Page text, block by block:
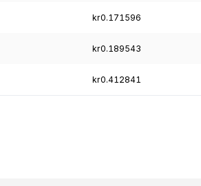
kr0.171596
kr0.189543
kr0.412841